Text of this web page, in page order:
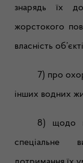
знарядь їх
жорстокого
власність
7) про
інших водних
8) щодо
спеціальне